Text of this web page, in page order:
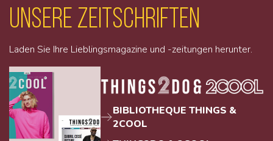
unsere Zeitschriften
Laden Sie Ihre Lieblingsmagazine und -zeitungen herunter.
BIBLIOTHEQUE THINGS &
2COOL